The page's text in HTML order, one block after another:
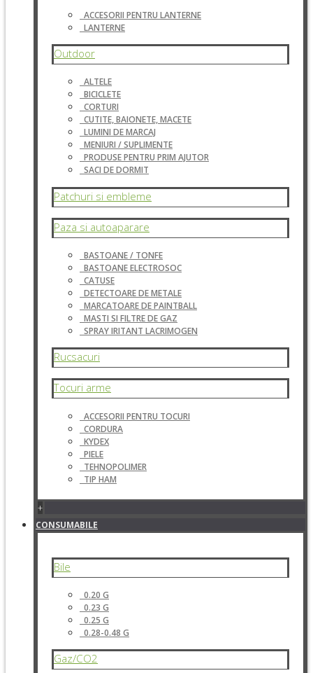
ACCESORII PENTRU LANTERNE
LANTERNE
Outdoor
ALTELE
BICICLETE
CORTURI
CUTITE, BAIONETE, MACETE
LUMINI DE MARCAJ
MENIURI / SUPLIMENTE
PRODUSE PENTRU PRIM AJUTOR
SACI DE DORMIT
Patchuri si embleme
Paza si autoaparare
BASTOANE / TONFE
BASTOANE ELECTROSOC
CATUSE
DETECTOARE DE METALE
MARCATOARE DE PAINTBALL
MASTI SI FILTRE DE GAZ
SPRAY IRITANT LACRIMOGEN
Rucsacuri
Tocuri arme
ACCESORII PENTRU TOCURI
CORDURA
KYDEX
PIELE
TEHNOPOLIMER
TIP HAM
+
CONSUMABILE
Bile
0.20 G
0.23 G
0.25 G
0.28-0.48 G
Gaz/CO2